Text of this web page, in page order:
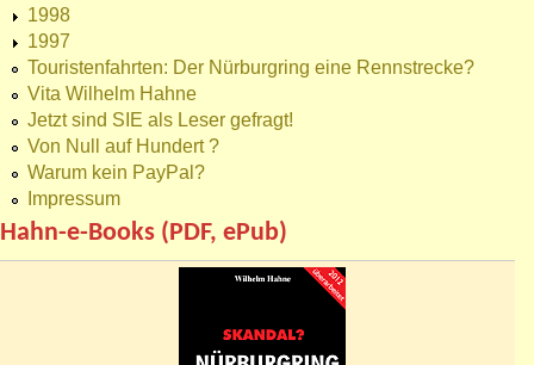
1998
1997
Touristenfahrten: Der Nürburgring eine Rennstrecke?
Vita Wilhelm Hahne
Jetzt sind SIE als Leser gefragt!
Von Null auf Hundert ?
Warum kein PayPal?
Impressum
Hahn-e-Books (PDF, ePub)